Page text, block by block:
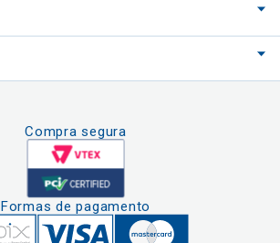
Compra segura
Formas de pagamento